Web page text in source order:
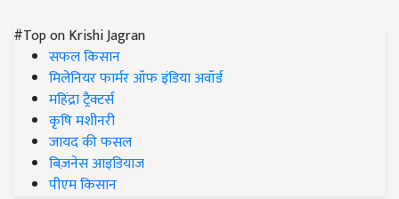
#Top on Krishi Jagran
सफल किसान
मिलेनियर फार्मर ऑफ इंडिया अवॉर्ड
महिंद्रा ट्रैक्टर्स
कृषि मशीनरी
जायद की फसल
बिज़नेस आइडियाज
पीएम किसान